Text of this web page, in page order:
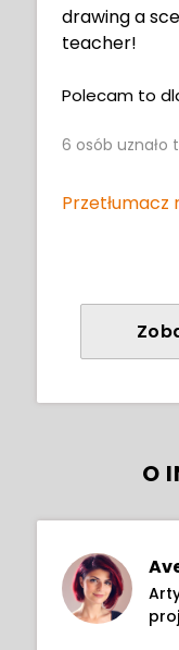
drawing a
teacher!
Polecam to
6 osób
Przetłumacz
O